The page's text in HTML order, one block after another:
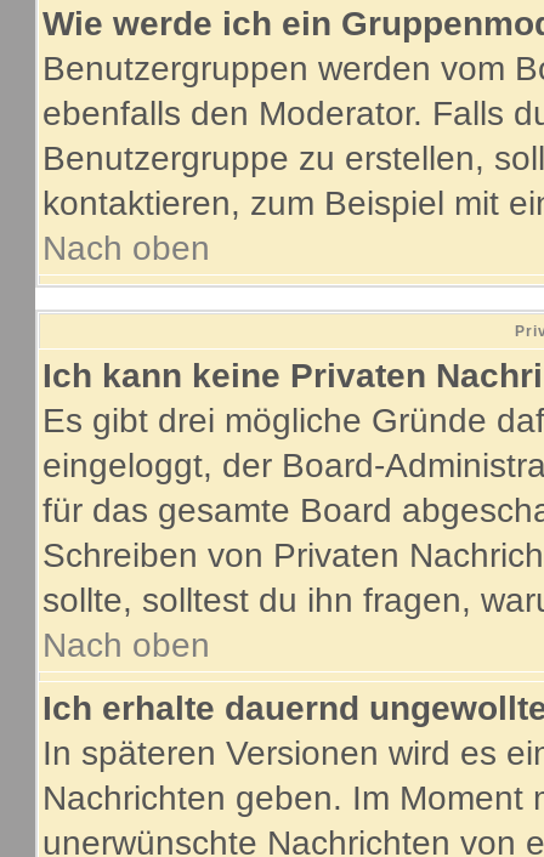
Wie werde ich ein
Benutzergruppen werden vom
ebenfalls den Moderator. Falls
Benutzergruppe zu erstellen,
kontaktieren, zum Beispiel mit
Nach oben
Ich kann keine Privaten
Es gibt drei mögliche Gründe
eingeloggt, der Board-
für das gesamte Board
Schreiben von Privaten
sollte, solltest du ihn fragen,
Nach oben
Ich erhalte dauernd
In späteren Versionen wird es
Nachrichten geben. Im Moment
unerwünschte Nachrichten von